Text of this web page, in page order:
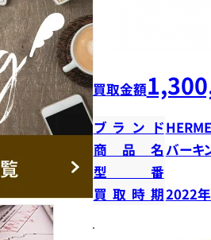
買取金額
ブランド
商品名 バーキ
型番
買取時期2022